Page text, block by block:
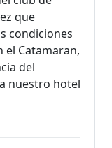
que
condiciones
el Catamaran,
del
nuestro hotel